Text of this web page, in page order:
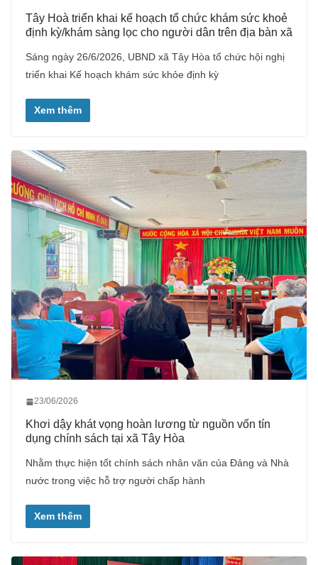
Tây Hoà triển khai kế hoạch tổ chức khám sức khoẻ
định kỳ/khám sàng lọc cho người dân trên địa bàn xã
Sáng ngày 26/6/2026, UBND xã Tây Hòa tổ chức hội nghị
triển khai Kế hoạch khám sức khỏe định kỳ
Xem thêm
23/06/2026
Khơi dậy khát vọng hoàn lương từ nguồn vốn tín
dụng chính sách tại xã Tây Hòa
Nhằm thực hiện tốt chính sách nhân văn của Đảng và Nhà
nước trong việc hỗ trợ người chấp hành
Xem thêm